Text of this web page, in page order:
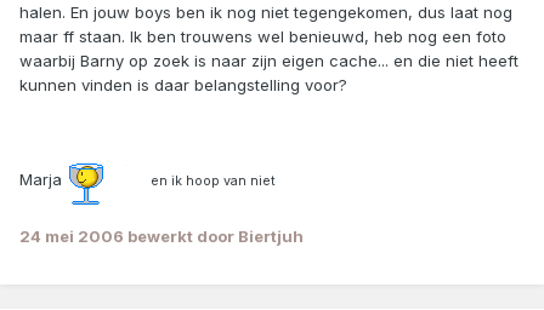
halen. En jouw boys ben ik nog niet tegengekomen, dus laat nog
maar ff staan. Ik ben trouwens wel benieuwd, heb nog een foto
waarbij Barny op zoek is naar zijn eigen cache... en die niet heeft
kunnen vinden is daar belangstelling voor?
Marja en ik hoop van niet
24 mei 2006 bewerkt door Biertjuh